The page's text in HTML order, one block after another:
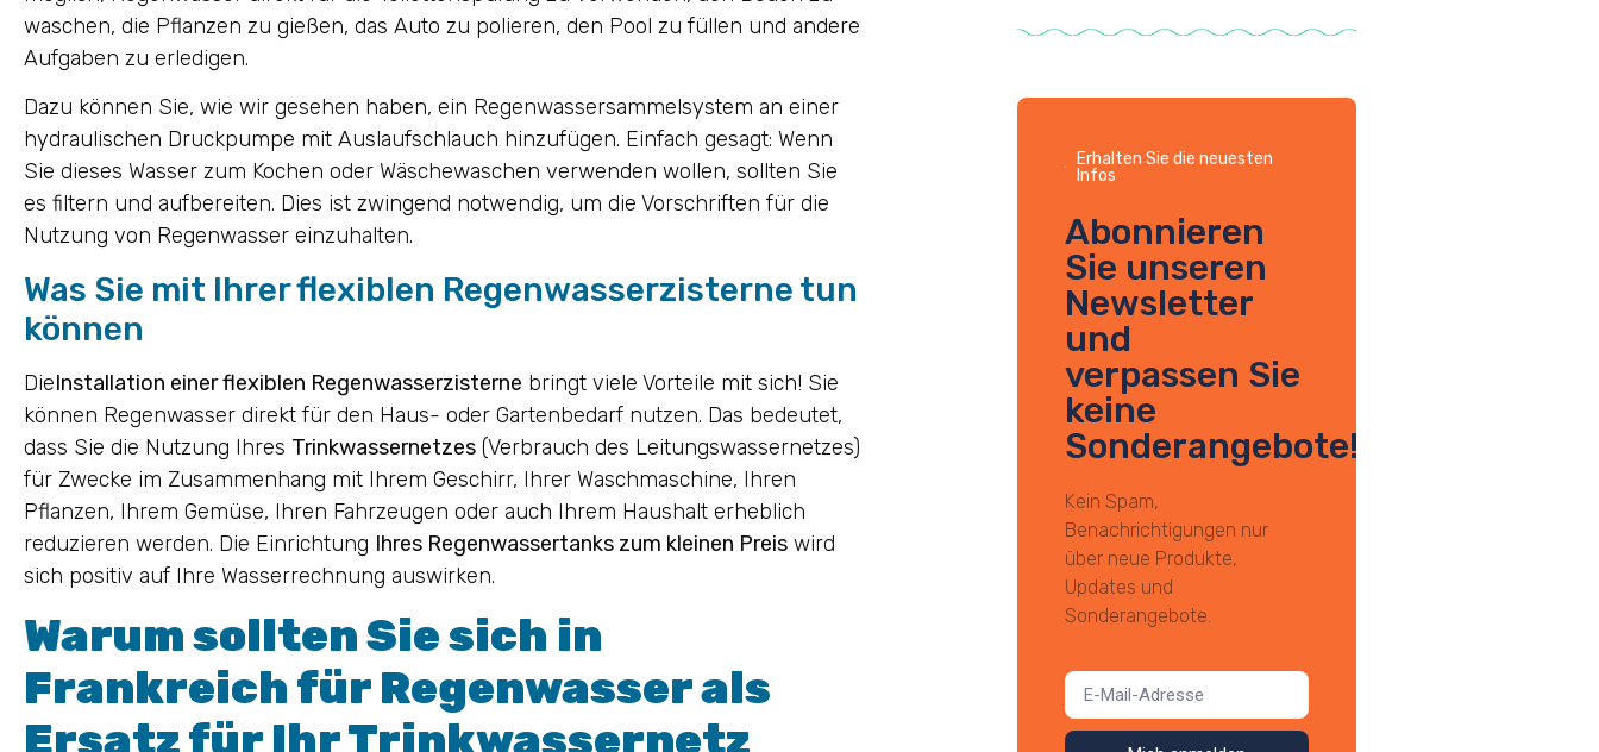
waschen, die Pflanzen zu gießen, das Auto zu polieren, den Pool zu füllen und andere
Aufgaben zu erledigen.
Dazu können Sie, wie wir gesehen haben, ein Regenwassersammelsystem an einer
hydraulischen Druckpumpe mit Auslaufschlauch hinzufügen. Einfach gesagt: Wenn
Sie dieses Wasser zum Kochen oder Wäschewaschen verwenden wollen, sollten Sie
es filtern und aufbereiten. Dies ist zwingend notwendig, um die Vorschriften für die
Nutzung von Regenwasser einzuhalten.
Was Sie mit Ihrer flexiblen Regenwasserzisterne tun
können
DieInstallation einer flexiblen Regenwasserzisterne bringt viele Vorteile mit sich! Sie
können Regenwasser direkt für den Haus- oder Gartenbedarf nutzen. Das bedeutet,
dass Sie die Nutzung Ihres Trinkwassernetzes (Verbrauch des Leitungswassernetzes)
für Zwecke im Zusammenhang mit Ihrem Geschirr, Ihrer Waschmaschine, Ihren
Pflanzen, Ihrem Gemüse, Ihren Fahrzeugen oder auch Ihrem Haushalt erheblich
reduzieren werden. Die Einrichtung Ihres Regenwassertanks zum kleinen Preis wird
sich positiv auf Ihre Wasserrechnung auswirken.
Warum sollten Sie sich in
Frankreich für Regenwasser als
Ersatz für Ihr Trinkwassernetz
Erhalten Sie die neuesten
Infos
Abonnieren
Sie unseren
Newsletter
und
verpassen Sie
keine
Sonderangebote!
Kein Spam,
Benachrichtigungen nur
über neue Produkte,
Updates und
Sonderangebote.